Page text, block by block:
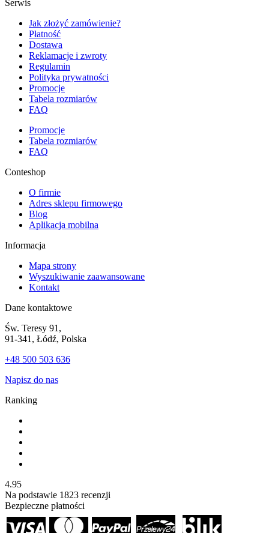
Serwis
Jak złożyć zamówienie?
Płatność
Dostawa
Reklamacje i zwroty
Regulamin
Polityka prywatności
Promocje
Tabela rozmiarów
FAQ
Promocje
Tabela rozmiarów
FAQ
Conteshop
O firmie
Adres sklepu firmowego
Blog
Aplikacja mobilna
Informacja
Mapa strony
Wyszukiwanie zaawansowane
Kontakt
Dane kontaktowe
Św. Teresy 91,
91-341, Łódź, Polska
+48 500 503 636
Napisz do nas
Ranking
4.95
Na podstawie 1823 recenzji
Bezpieczne płatności